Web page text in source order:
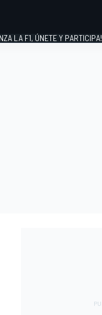
LA F1, ÚNETE Y PARTICIPA!